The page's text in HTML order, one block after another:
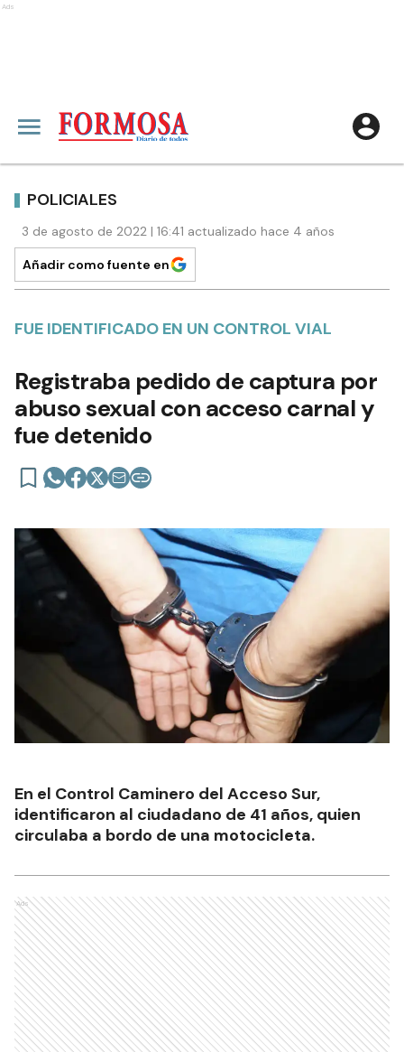
Ads
POLICIALES
3 de agosto de 2022 | 16:41 actualizado hace 4 años
Añadir como fuente en
FUE IDENTIFICADO EN UN CONTROL VIAL
Registraba pedido de captura por
abuso sexual con acceso carnal y
fue detenido
En el Control Caminero del Acceso Sur,
identificaron al ciudadano de 41 años, quien
circulaba a bordo de una motocicleta.
Ads